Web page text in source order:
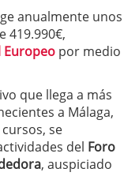
anualmente unos
419.990€,
Europeo por medio
que llega a más
a Málaga,
se
del Foro
, auspiciado